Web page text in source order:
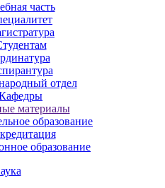
часть
отдел
материалы
образование
образование